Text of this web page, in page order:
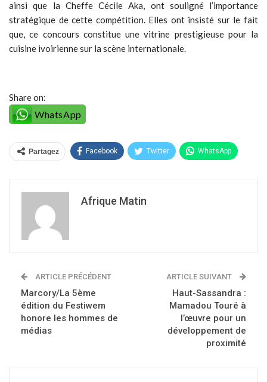
ainsi que la Cheffe Cécile Aka, ont souligné l’importance
stratégique de cette compétition. Elles ont insisté sur le fait
que, ce concours constitue une vitrine prestigieuse pour la
cuisine ivoirienne sur la scène internationale.
Share on:
WhatsApp
Partagez Facebook Twitter WhatsApp
Afrique Matin
ARTICLE PRÉCÉDENT
Marcory/La 5ème
édition du Festiwem
honore les hommes de
médias
ARTICLE SUIVANT
Haut-Sassandra :
Mamadou Touré à
l’œuvre pour un
développement de
proximité